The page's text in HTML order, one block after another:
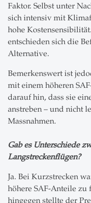
Faktor. Selbst unter
sich intensiv mit
hohe
entschieden sich die
Alternative.
Bemerkenswert ist
mit einem höheren
darauf hin, dass sie
anstreben – und nicht
Massnahmen.
Gab es Unterschiede
Langstreckenflügen?
Ja. Bei Kurzstrecken
höhere SAF-Anteile zu
hingegen stellte der